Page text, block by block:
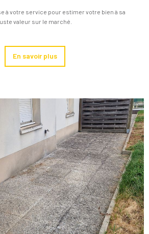
à votre service pour estimer votre bien à sa
valeur sur le marché.
En savoir plus
Voir le
bien